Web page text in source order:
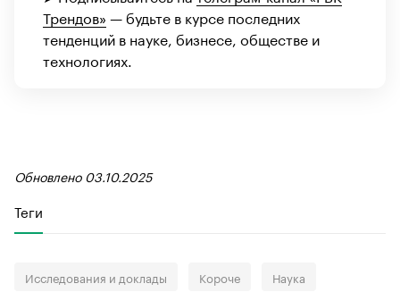
Трендов» — будьте в курсе последних
тенденций в науке, бизнесе, обществе и
технологиях.
Обновлено 03.10.2025
Теги
Исследования и доклады Короче Наука